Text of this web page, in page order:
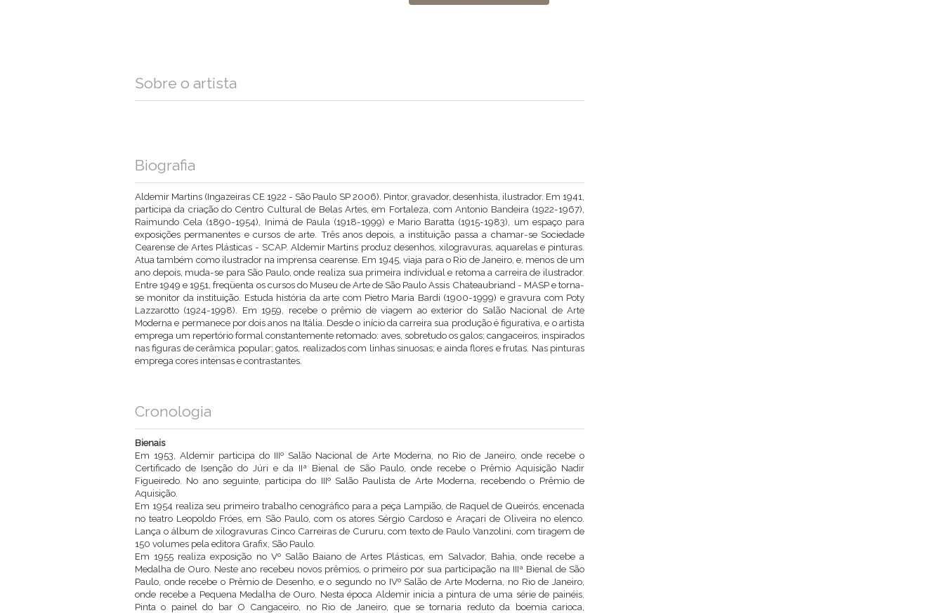
Sobre o artista
Biografia
Aldemir Martins (Ingazeiras CE 1922 - São Paulo SP 2006). Pintor, gravador, desenhista, ilustrador. Em 1941,
participa da criação do Centro Cultural de Belas Artes, em Fortaleza, com Antonio Bandeira (1922-1967),
Raimundo Cela (1890-1954), Inimá de Paula (1918-1999) e Mario Baratta (1915-1983), um espaço para
exposições permanentes e cursos de arte. Três anos depois, a instituição passa a chamar-se Sociedade
Cearense de Artes Plásticas - SCAP. Aldemir Martins produz desenhos, xilogravuras, aquarelas e pinturas.
Atua também como ilustrador na imprensa cearense. Em 1945, viaja para o Rio de Janeiro, e, menos de um
ano depois, muda-se para São Paulo, onde realiza sua primeira individual e retoma a carreira de ilustrador.
Entre 1949 e 1951, freqüenta os cursos do Museu de Arte de São Paulo Assis Chateaubriand - MASP e torna-
se monitor da instituição. Estuda história da arte com Pietro Maria Bardi (1900-1999) e gravura com Poty
Lazzarotto (1924-1998). Em 1959, recebe o prêmio de viagem ao exterior do Salão Nacional de Arte
Moderna e permanece por dois anos na Itália. Desde o início da carreira sua produção é figurativa, e o artista
emprega um repertório formal constantemente retomado: aves, sobretudo os galos; cangaceiros, inspirados
nas figuras de cerâmica popular; gatos, realizados com linhas sinuosas; e ainda flores e frutas. Nas pinturas
emprega cores intensas e contrastantes.
Cronologia
Bienais
Em 1953, Aldemir participa do IIIº Salão Nacional de Arte Moderna, no Rio de Janeiro, onde recebe o
Certificado de Isenção do Júri e da IIª Bienal de São Paulo, onde recebe o Prêmio Aquisição Nadir
Figueiredo. No ano seguinte, participa do IIIº Salão Paulista de Arte Moderna, recebendo o Prêmio de
Aquisição.
Em 1954 realiza seu primeiro trabalho cenográfico para a peça Lampião, de Raquel de Queirós, encenada
no teatro Leopoldo Fróes, em São Paulo, com os atores Sérgio Cardoso e Araçari de Oliveira no elenco.
Lança o álbum de xilogravuras Cinco Carreiras de Cururu, com texto de Paulo Vanzolini, com tiragem de
150 volumes pela editora Grafix, São Paulo.
Em 1955 realiza exposição no Vº Salão Baiano de Artes Plásticas, em Salvador, Bahia, onde recebe a
Medalha de Ouro. Neste ano recebeu novos prêmios, o primeiro por sua participação na IIIª Bienal de São
Paulo, onde recebe o Prêmio de Desenho, e o segundo no IVº Salão de Arte Moderna, no Rio de Janeiro,
onde recebe a Pequena Medalha de Ouro. Nesta época Aldemir inicia a pintura de uma série de painéis.
Pinta o painel do bar O Cangaceiro, no Rio de Janeiro, que se tornaria reduto da boemia carioca,